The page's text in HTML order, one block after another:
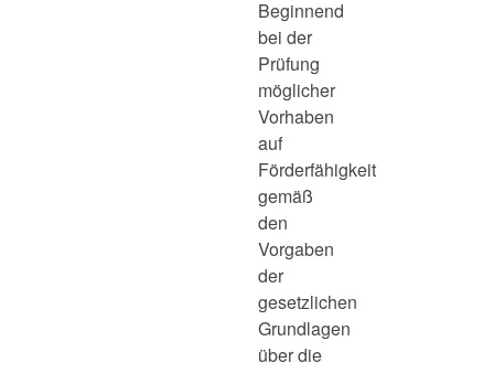
Beginnend
bei der
Prüfung
möglicher
Vorhaben
auf
Förderfähigkeit
gemäß
den
Vorgaben
der
gesetzlichen
Grundlagen
über die